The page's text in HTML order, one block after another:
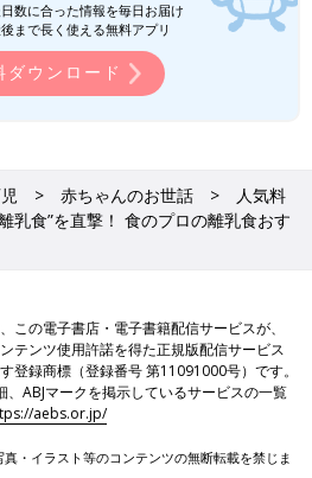
数に合った情報を毎日お届け
まで長く使える無料アプリ
ダウンロード
赤ちゃんのお世話
人気料
乳食”を直撃！ 食のプロの離乳食おす
この電子書店・電子書籍配信サービスが、
テンツ使用許諾を得た正規版配信サービス
登録商標（登録番号 第11091000号）です。
、ABJマークを掲示しているサービスの一覧
aebs.or.jp/
・イラスト等のコンテンツの無断転載を禁じま